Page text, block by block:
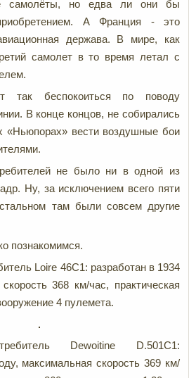
самолёты, но едва ли они бы
А Франция - это
держава. В мире, как
самолет в то время летал с
так беспокоиться по поводу
В конце концов, не собирались
«Ньюпорах» вести воздушные бои
не было ни в одной из
Ну, за исключением всего пяти
там были совсем другие
познакомимся.
Loire 46С1: разработан в 1934
368 км/час, практическая
4 пулемета.
Dewoitine D.501C1:
максимальная скорость 369 км/